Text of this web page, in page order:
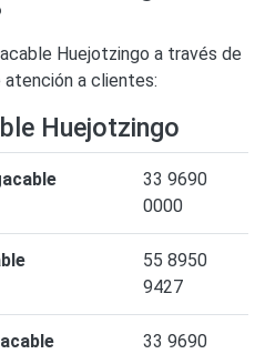
Huejotzingo a través de
a clientes:
Huejotzingo
33 9690
0000
55 8950
9427
33 9690